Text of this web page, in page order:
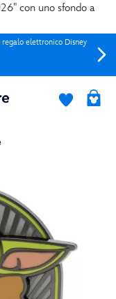
con uno sfondo a
elettronico Disney